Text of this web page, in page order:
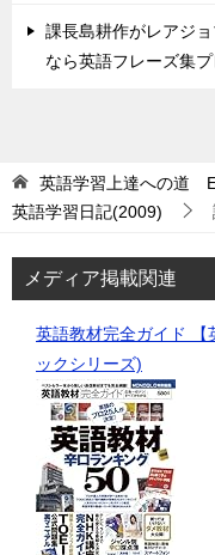
課長島耕作がレアジ
なら英語フレーズ集プ
英語学習上達への道
英語学習日記(2009)
メディア掲載関連
英語教材完全ガイド 【
ックシリーズ)